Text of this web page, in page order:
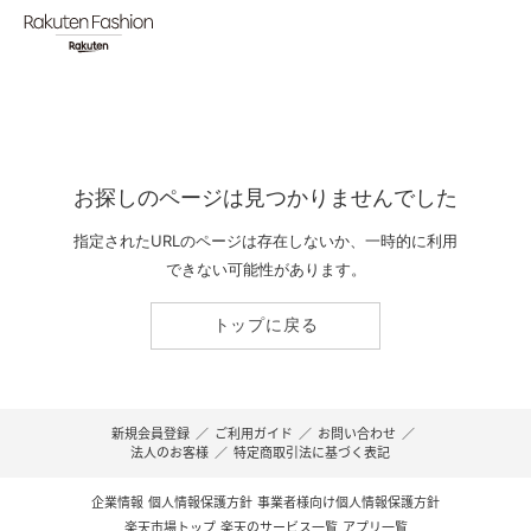
お探しのページは見つかりませんでした
指定されたURLのページは存在しないか、一時的に利用
できない可能性があります。
トップに戻る
新規会員登録 ／ ご利用ガイド ／ お問い合わせ ／
法人のお客様 ／ 特定商取引法に基づく表記
企業情報 個人情報保護方針 事業者様向け個人情報保護方針
楽天市場トップ 楽天のサービス一覧 アプリ一覧